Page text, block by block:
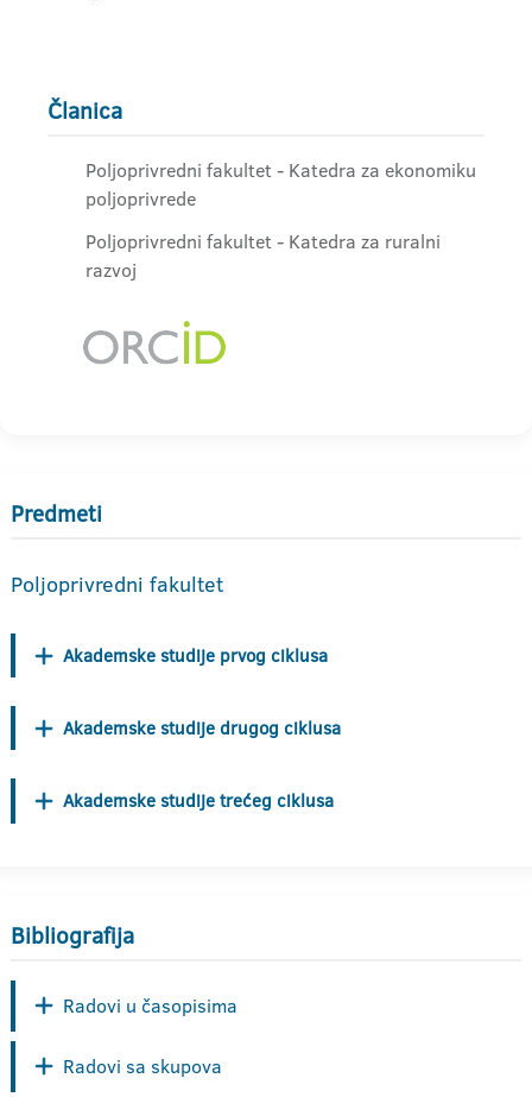
Članica
Poljoprivredni fakultet - Katedra za ekonomiku
poljoprivrede
Poljoprivredni fakultet - Katedra za ruralni
razvoj
Predmeti
Poljoprivredni fakultet
Akademske studije prvog ciklusa
Akademske studije drugog ciklusa
Akademske studije trećeg ciklusa
Bibliografija
Radovi u časopisima
Radovi sa skupova